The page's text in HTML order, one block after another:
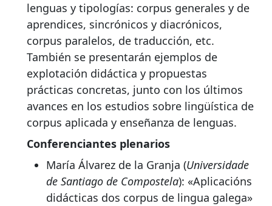
lenguas y tipologías: corpus generales y de
aprendices, sincrónicos y diacrónicos,
corpus paralelos, de traducción, etc.
También se presentarán ejemplos de
explotación didáctica y propuestas
prácticas concretas, junto con los últimos
avances en los estudios sobre lingüística de
corpus aplicada y enseñanza de lenguas.
Conferenciantes plenarios
María Álvarez de la Granja (Universidade
de Santiago de Compostela): «Aplicacións
didácticas dos corpus de lingua galega»